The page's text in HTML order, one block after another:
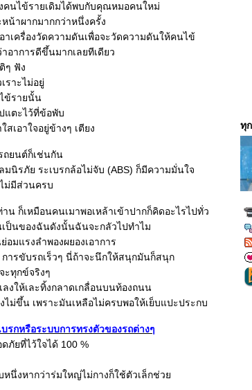
คนไข้รายเดิมได้พบกับคุณหมอคนใหม่
น้าผากมากกว่าหนึ่งครั้ง
เครื่องวัดความดันเพื่อจะวัดความดันให้คนไข้
อาการดีขึ้นมากเลยทีเดียว
ๆ ฟัง
ราะไม่อยู่
ข้รายนั้น
แตะไว้ที่ข้อพับ
เอาใจอยู่ข้างๆ เตียง
ถยนต์ก็เช่นกัน
รภัย ระเบรกล้อไม่จับ (ABS) ก็มีความมั่นใจ
ม่มีส่วนครบ
น ก็เหมือนคนเมาพอเหล้าเข้าปากก็คิดอะไรไปทั่ว
เป็นของฉันดังนั้นฉันจะกลัวไปทำไม
มแรงลำพองผยองเอาการ
การขับรถเร็วๆ นี่ถ้าจะนึกให้สนุกมันก็สนุก
ทุกข์จริงๆ
ลงให้เละทิ้งกลาดเกลื่อนบนท้องถนน
ม่ขึ้น เพราะมันเหลือไม่ครบพอให้เย็บแปะประกบ
รกหรือระบบการทรงตัวของรถต่างๆ
ยที่ไว้ใจได้ 100 %
หนึ่งหากว่าร่มใหญ่ไม่กางก็ใช้ตัวเล็กช่ว
ทุ